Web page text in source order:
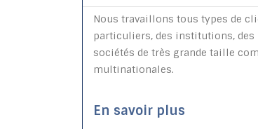
Nous travaillons tous types de
particuliers, des institutions, des
sociétés de très grande taille
multinationales.
En savoir plus